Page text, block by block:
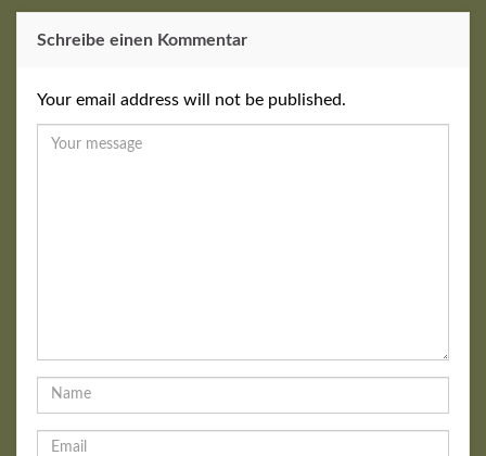
Schreibe einen Kommentar
Your email address will not be published.